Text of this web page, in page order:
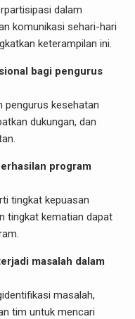
dalam
komunikasi sehari-hari
keterampilan ini.
bagi pengurus
pengurus kesehatan
dukungan, dan
program
tingkat kepuasan
tingkat kematian dapat
masalah dalam
masalah,
tim untuk mencari